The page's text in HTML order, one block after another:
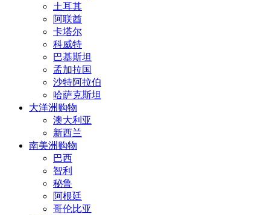
土耳其
阿联酋
卡塔尔
科威特
巴基斯坦
孟加拉国
沙特阿拉伯
哈萨克斯坦
大洋洲购物
澳大利亚
新西兰
南美洲购物
巴西
智利
秘鲁
阿根廷
哥伦比亚